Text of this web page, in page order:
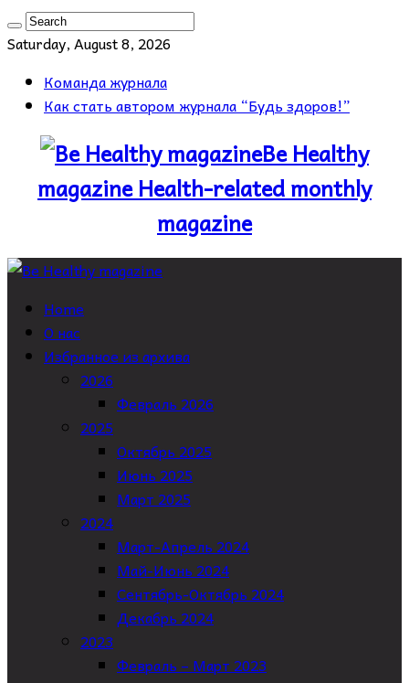
Saturday, August 8, 2026
Команда журнала
Как стать автором журнала “Будь здоров!”
Be Healthy
magazine Health-related monthly
magazine
Home
О нас
Избранное из архива
2026
Февраль 2026
2025
Октябрь 2025
Июнь 2025
Март 2025
2024
Март-Апрель 2024
Май-Июнь 2024
Сентябрь-Октябрь 2024
Декабрь 2024
2023
Февраль – Март 2023